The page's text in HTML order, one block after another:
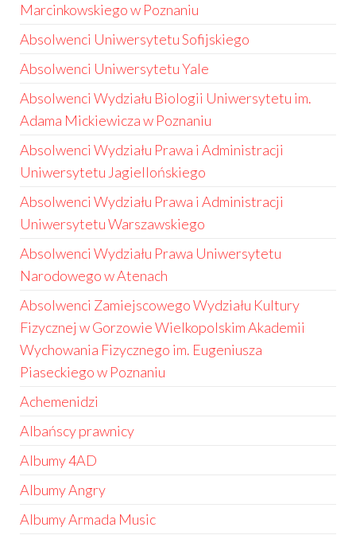
Marcinkowskiego w Poznaniu
Absolwenci Uniwersytetu Sofijskiego
Absolwenci Uniwersytetu Yale
Absolwenci Wydziału Biologii Uniwersytetu im.
Adama Mickiewicza w Poznaniu
Absolwenci Wydziału Prawa i Administracji
Uniwersytetu Jagiellońskiego
Absolwenci Wydziału Prawa i Administracji
Uniwersytetu Warszawskiego
Absolwenci Wydziału Prawa Uniwersytetu
Narodowego w Atenach
Absolwenci Zamiejscowego Wydziału Kultury
Fizycznej w Gorzowie Wielkopolskim Akademii
Wychowania Fizycznego im. Eugeniusza
Piaseckiego w Poznaniu
Achemenidzi
Albańscy prawnicy
Albumy 4AD
Albumy Angry
Albumy Armada Music